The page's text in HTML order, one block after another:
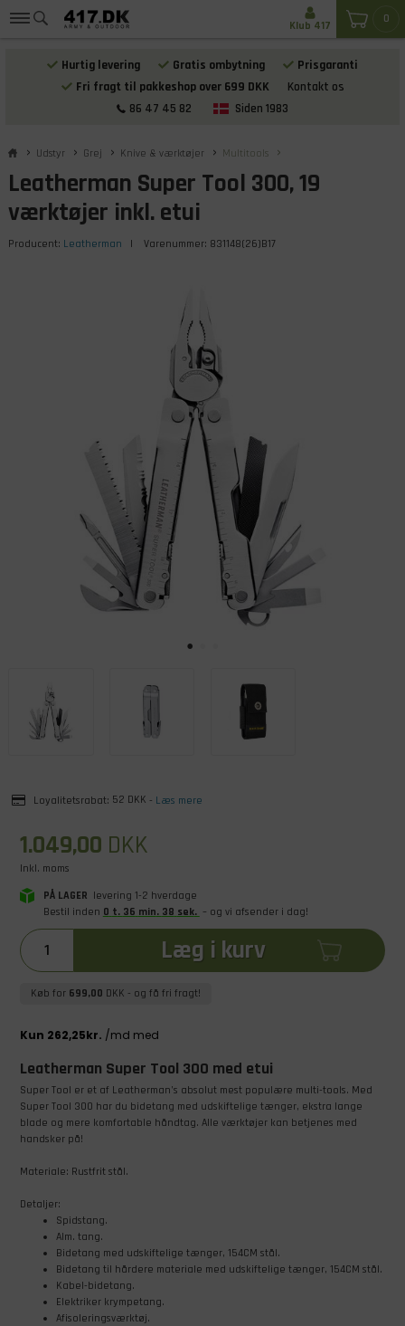
Hurtig levering Gratis ombytning
Prisgaranti
Fri fragt til pakkeshop over 699 DKK
Kontakt os
86 47 45 82
Siden 1983
0
Klub 417
Udstyr Grej Knive & værktøjer Multitools
Leatherman Super Tool 300, 19
værktøjer inkl. etui
Producent: Leatherman | Varenummer: 831148(26)B17
Loyalitetsrabat: 52 DKK - Læs mere
1.049,00 DKK
Inkl. moms
PÅ LAGER levering 1-2 hverdage
Bestil inden 0 t. 36 min. 38 sek. – og vi afsender i dag!
Læg i kurv
Køb for 699,00 DKK - og få fri fragt!
Leatherman Super Tool 300 med etui
Super Tool er et af Leatherman’s absolut mest populære multi-tools. Med
Super Tool 300 har du bidetang med udskiftelige tænger, ekstra lange
blade og mere komfortable håndtag. Alle værktøjer kan betjenes med
handsker på!
Materiale: Rustfrit stål.
Detaljer:
Spidstang.
Alm. tang.
Bidetang med udskiftelige tænger, 154CM stål.
Bidetang til hårdere materiale med udskiftelige tænger, 154CM stål.
Kabel-bidetang.
Elektriker krympetang.
Afisoleringsværktøj.